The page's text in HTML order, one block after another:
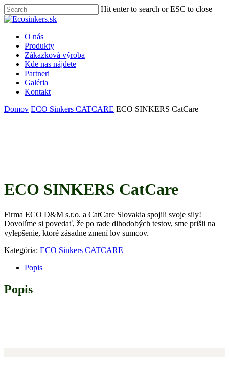
Skip
to
content
Hit enter to search or ESC to close
Close
Menu
O nás
Produkty
Zákazková výroba
Kde nas nájdete
Partneri
Galéria
Kontakt
Domov ECO Sinkers CATCARE ECO SINKERS CatCare
ECO SINKERS CatCare
Firma ECO D&M s.r.o. a CatCare Slovakia spojili svoje sily!
Dovolíme si povedať, že po rade dlhodobých testov, sme prišli na
vylepšenie, ktoré zásadne zmení lov sumcov.
Kategória: ECO Sinkers CATCARE
Popis
Popis